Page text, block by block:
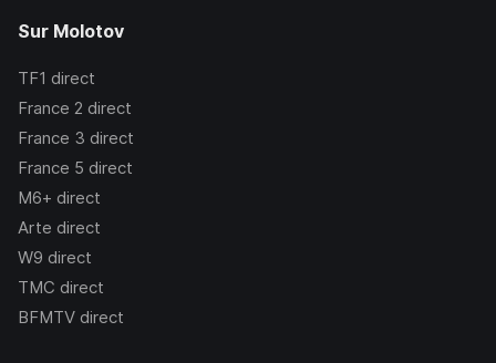
Sur Molotov
TF1 direct
France 2 direct
France 3 direct
France 5 direct
M6+ direct
Arte direct
W9 direct
TMC direct
BFMTV direct